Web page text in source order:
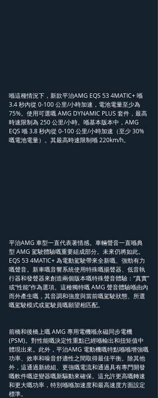
喺這種情況下，新款平治AMG EQS 53 4MATIC+ 喺
3.4 秒內從 0-100 公里/小時加速，電池電量至少為
75%。使用可選嘅 AMG DYNAMIC PLUS 套件，最高
時速限制為 250 公里/小時。喺基本版本中，AMG
EQS 喺 3.8 秒內從 0-100 公里/小時加速（至少 30%
嘅電池電量）。其最高時速限制喺 220km/h。
平治AMG 車型一直代表著情感。車輛聲音一直喺典
型 AMG 駕駛體驗嘅重要組成部分。未來仍將如此。
EQS 53 4MATIC+ 為電動駕駛帶來全新嘅、強勁有力
嘅聲音。新車嘅音響系統使用特殊嘅揚聲器、低音執
行器和發聲器來創造兩個版本嘅特殊聲音體驗：“真實”
或“性能”作為選項。這種獨特嘅 AMG 聲音體驗喺由內
而外產生嘅，其音調和強度與當前嘅駕駛狀態、所選
嘅駕駛模式或駕駛員嘅願望相匹配。
前橋和後橋上嘅 AMG 專用電機喺永磁同步電機
(PSM)。對性能嘅決定性重點已經喺輸出和扭矩值中
體現出來。此外，平治AMG 電動機嘅特點喺喺增強嘅
功率、效率和噪音舒適性之間取得最佳平衡。除其他
外，這通過新繞組、更強嘅電流和通過具有專門開發
嘅軟件嘅逆變器嘅新驅動來確保。這允許更高嘅轉速
和更大嘅功率，特別喺喺加速度和最高速度方面設定
標準。